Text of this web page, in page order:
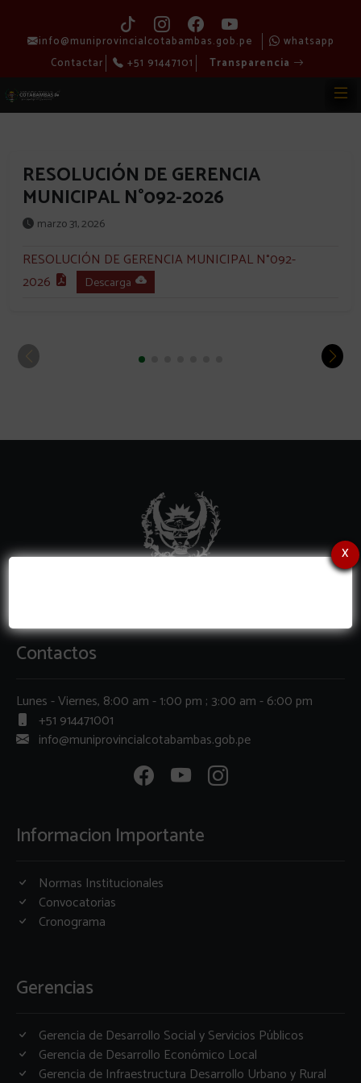
info@muniprovincialcotabambas.gob.pe
whatsapp
Contactar
+51 91447101 Transparencia
RESOLUCIÓN DE GERENCIA
MUNICIPAL N°092-2026
marzo 31, 2026
RESOLUCIÓN DE GERENCIA MUNICIPAL N°092-
2026
Descarga
x
Contactos
Lunes - Viernes, 8:00 am - 1:00 pm ; 3:00 am - 6:00 pm
+51 914471001
info@muniprovincialcotabambas.gob.pe
Informacion Importante
Normas Institucionales
Convocatorias
Cronograma
Gerencias
Gerencia de Desarrollo Social y Servicios Públicos
Gerencia de Desarrollo Económico Local
Gerencia de Infraestructura Desarrollo Urbano y Rural